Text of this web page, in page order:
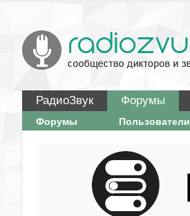
РадиоЗвук Форумы
Форумы Пользователи